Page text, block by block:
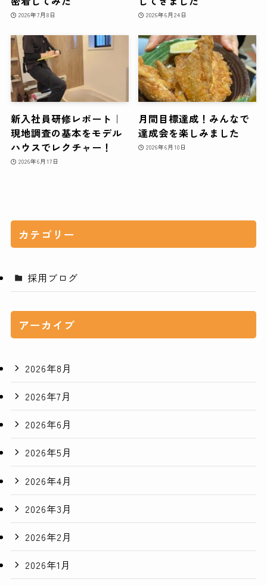
2026年7月8日 2026年6月24日
新入社員研修レポート｜
現地調査の基本をモデル
ハウスでレクチャー！
2026年6月17日
月間目標達成！みんなで
達成会を楽しみました
2026年6月10日
カテゴリー
採用ブログ
アーカイブ
2026年8月
2026年7月
2026年6月
2026年5月
2026年4月
2026年3月
2026年2月
2026年1月